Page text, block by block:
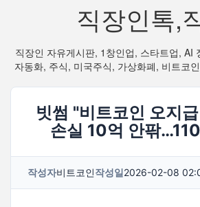
직장인톡,
직장인 자유게시판, 1창인업, 스타트업, AI
자동화, 주식, 미국주식, 가상화폐, 비트코
빗썸 "비트코인 오지
손실 10억 안팎
작성자비트코인작성일2026-02-08